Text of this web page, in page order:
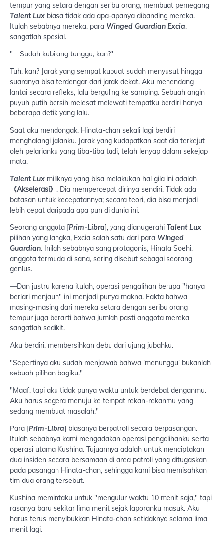
tempur yang setara dengan seribu orang, membuat pemegang
Talent Lux biasa tidak ada apa-apanya dibanding mereka.
Itulah sebabnya mereka, para Winged Guardian Excia,
sangatlah spesial.
"—Sudah kubilang tunggu, kan?"
Tuh, kan? Jarak yang sempat kubuat sudah menyusut hingga
suaranya bisa terdengar dari jarak dekat. Aku menendang
lantai secara refleks, lalu berguling ke samping. Sebuah angin
puyuh putih bersih melesat melewati tempatku berdiri hanya
beberapa detik yang lalu.
Saat aku mendongak, Hinata-chan sekali lagi berdiri
menghalangi jalanku. Jarak yang kudapatkan saat dia terkejut
oleh pelarianku yang tiba-tiba tadi, telah lenyap dalam sekejap
mata.
Talent Lux miliknya yang bisa melakukan hal gila ini adalah—
《Akselerasi》 . Dia mempercepat dirinya sendiri. Tidak ada
batasan untuk kecepatannya; secara teori, dia bisa menjadi
lebih cepat daripada apa pun di dunia ini.
Seorang anggota [Prim-Libra], yang dianugerahi Talent Lux
pilihan yang langka, Excia salah satu dari para Winged
Guardian. Inilah sebabnya sang protagonis, Hinata Soehi,
anggota termuda di sana, sering disebut sebagai seorang
genius.
—Dan justru karena itulah, operasi pengalihan berupa "hanya
berlari menjauh" ini menjadi punya makna. Fakta bahwa
masing-masing dari mereka setara dengan seribu orang
tempur juga berarti bahwa jumlah pasti anggota mereka
sangatlah sedikit.
Aku berdiri, membersihkan debu dari ujung jubahku.
"Sepertinya aku sudah menjawab bahwa 'menunggu' bukanlah
sebuah pilihan bagiku."
"Maaf, tapi aku tidak punya waktu untuk berdebat denganmu.
Aku harus segera menuju ke tempat rekan-rekanmu yang
sedang membuat masalah."
Para [Prim-Libra] biasanya berpatroli secara berpasangan.
Itulah sebabnya kami mengadakan operasi pengalihanku serta
operasi utama Kushina. Tujuannya adalah untuk menciptakan
dua insiden secara bersamaan di area patroli yang ditugaskan
pada pasangan Hinata-chan, sehingga kami bisa memisahkan
tim dua orang tersebut.
Kushina memintaku untuk "mengulur waktu 10 menit saja," tapi
rasanya baru sekitar lima menit sejak laporanku masuk. Aku
harus terus menyibukkan Hinata-chan setidaknya selama lima
menit lagi.